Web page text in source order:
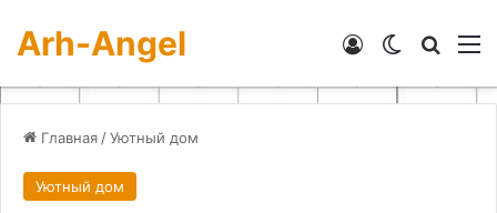
Arh-Angel Switch skin
Войти
Главная /Уютный дом
Уютный дом